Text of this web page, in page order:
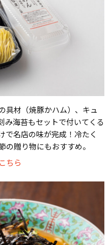
具材（焼豚かハム）、キュ
み海苔もセットで付いてくる
で名店の味が完成！冷たく
の贈り物にもおすすめ。
ちら